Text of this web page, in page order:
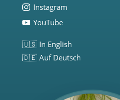
Instagram
YouTube
🇺🇸 In English
🇩🇪 Auf Deutsch